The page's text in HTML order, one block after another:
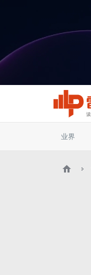
业界